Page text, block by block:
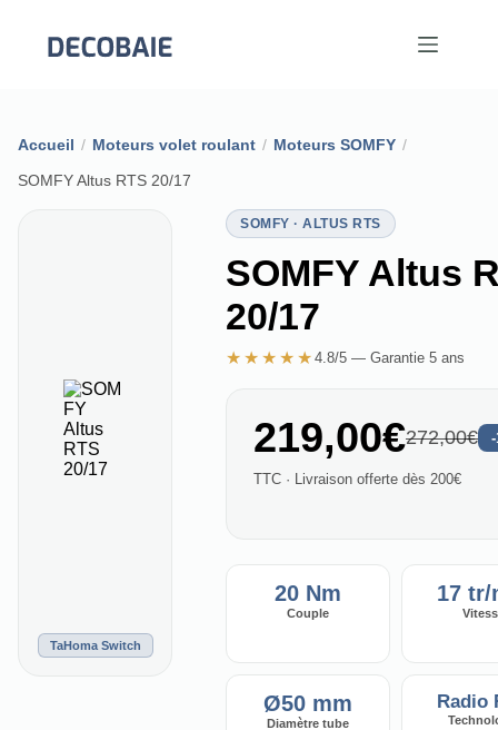
contenu
Accueil / Moteurs volet roulant / Moteurs SOMFY /
SOMFY Altus RTS 20/17
TaHoma Switch
SOMFY · ALTUS RTS
SOMFY Altus
20/17
★★★★★ 4.8/5 — Garantie 5 ans
219,00€272,00€
TTC · Livraison offerte dès 200€
20 Nm
Couple
17 tr/
Ø50 mm
Diamètre tube
Radio